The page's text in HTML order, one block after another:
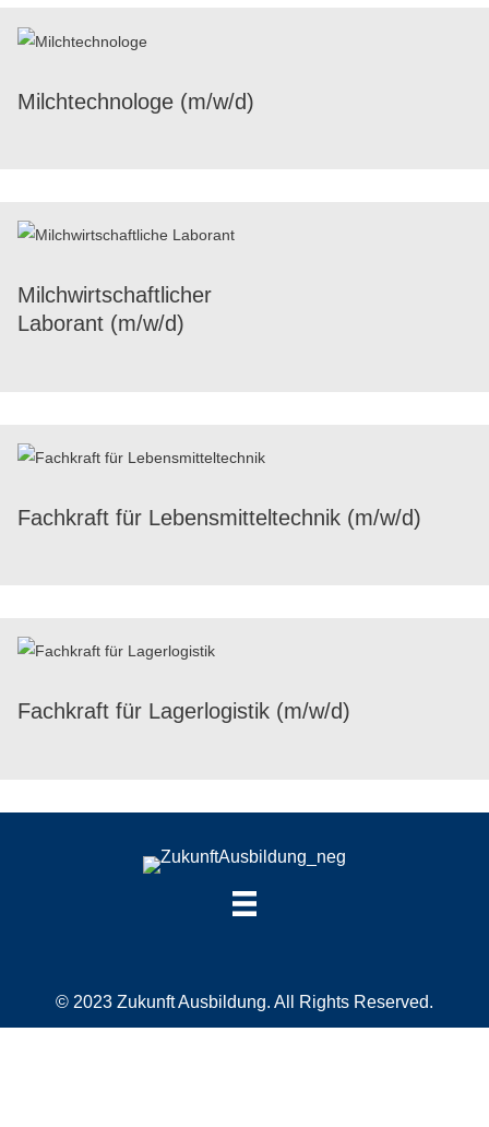
Milch­tech­no­loge (m/​w/​d)
Milch­wirt­schaft­li­cher
Labo­rant (m/​w/​d)
Fach­kraft für Lebens­mit­tel­tech­nik (m/​w/​d)
Fach­kraft für Lager­lo­gis­tik (m/​w/​d)
© 2023 Zukunft Ausbildung. All Rights Reserved.